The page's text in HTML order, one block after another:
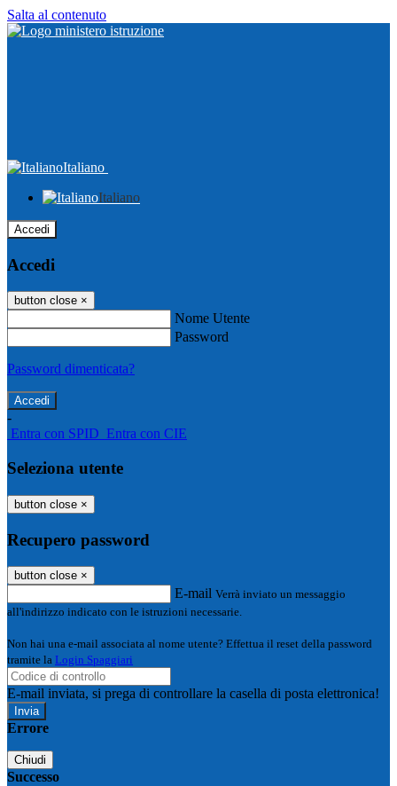
Salta al contenuto
Italiano
Italiano
Accedi
Accedi
button close ×
Nome Utente
Password
Password dimenticata?
-
Entra con SPID Entra con CIE
Seleziona utente
button close ×
Recupero password
button close ×
E-mail Verrà inviato un messaggio
all'indirizzo indicato con le istruzioni necessarie.
Non hai una e-mail associata al nome utente? Effettua il reset della password
tramite la Login Spaggiari
E-mail inviata, si prega di controllare la casella di posta elettronica!
Errore
Chiudi
Successo